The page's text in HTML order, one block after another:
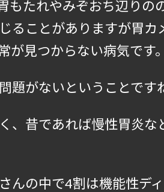
もたれやみぞおち辺りの
ることがありますが胃カ
が見つからない病気です。
がないということです
、昔であれば慢性胃炎な
んの中で4割は機能性デ